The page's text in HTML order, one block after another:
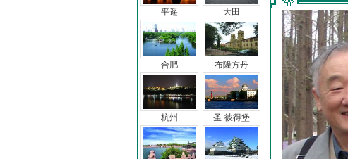
平遥
合肥
杭州
大田
布隆方丹
圣·彼得堡